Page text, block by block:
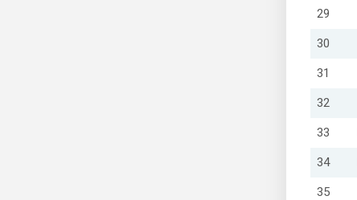
29
30
31
32
33
34
35